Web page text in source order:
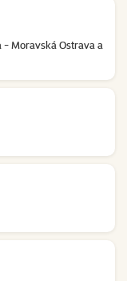
- Moravská Ostrava a